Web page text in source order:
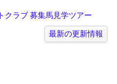
クラブ 募集馬見学ツアー
最新の更新情報